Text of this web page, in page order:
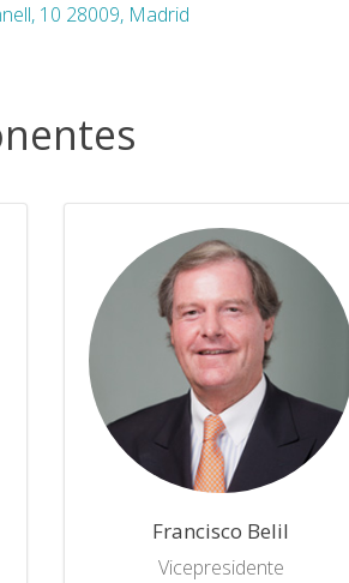
10 28009, Madrid
Francisco Belil
Vicepresidente